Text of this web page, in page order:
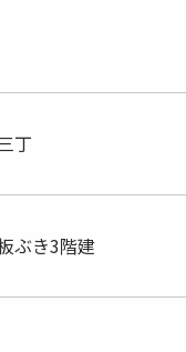
丁
ぶき3階建